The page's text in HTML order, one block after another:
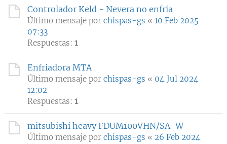
Controlador Keld - Nevera no enfria
Último mensaje por chispas-gs « 10 Feb 2025
07:33
Respuestas: 1
Enfriadora MTA
Último mensaje por chispas-gs « 04 Jul 2024
12:02
Respuestas: 1
mitsubishi heavy FDUM100VHN/SA-W
Último mensaje por chispas-gs « 26 Feb 2024